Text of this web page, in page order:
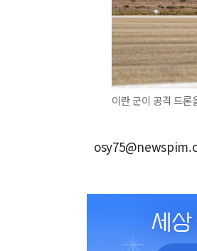
이란 군이 공격 드